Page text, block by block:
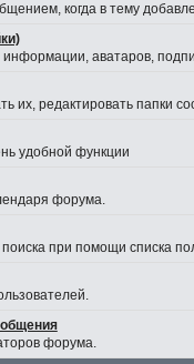
когда в тему
информации, аватаров,
их, редактировать папки
удобной функции
форума.
при помощи списка
форума.